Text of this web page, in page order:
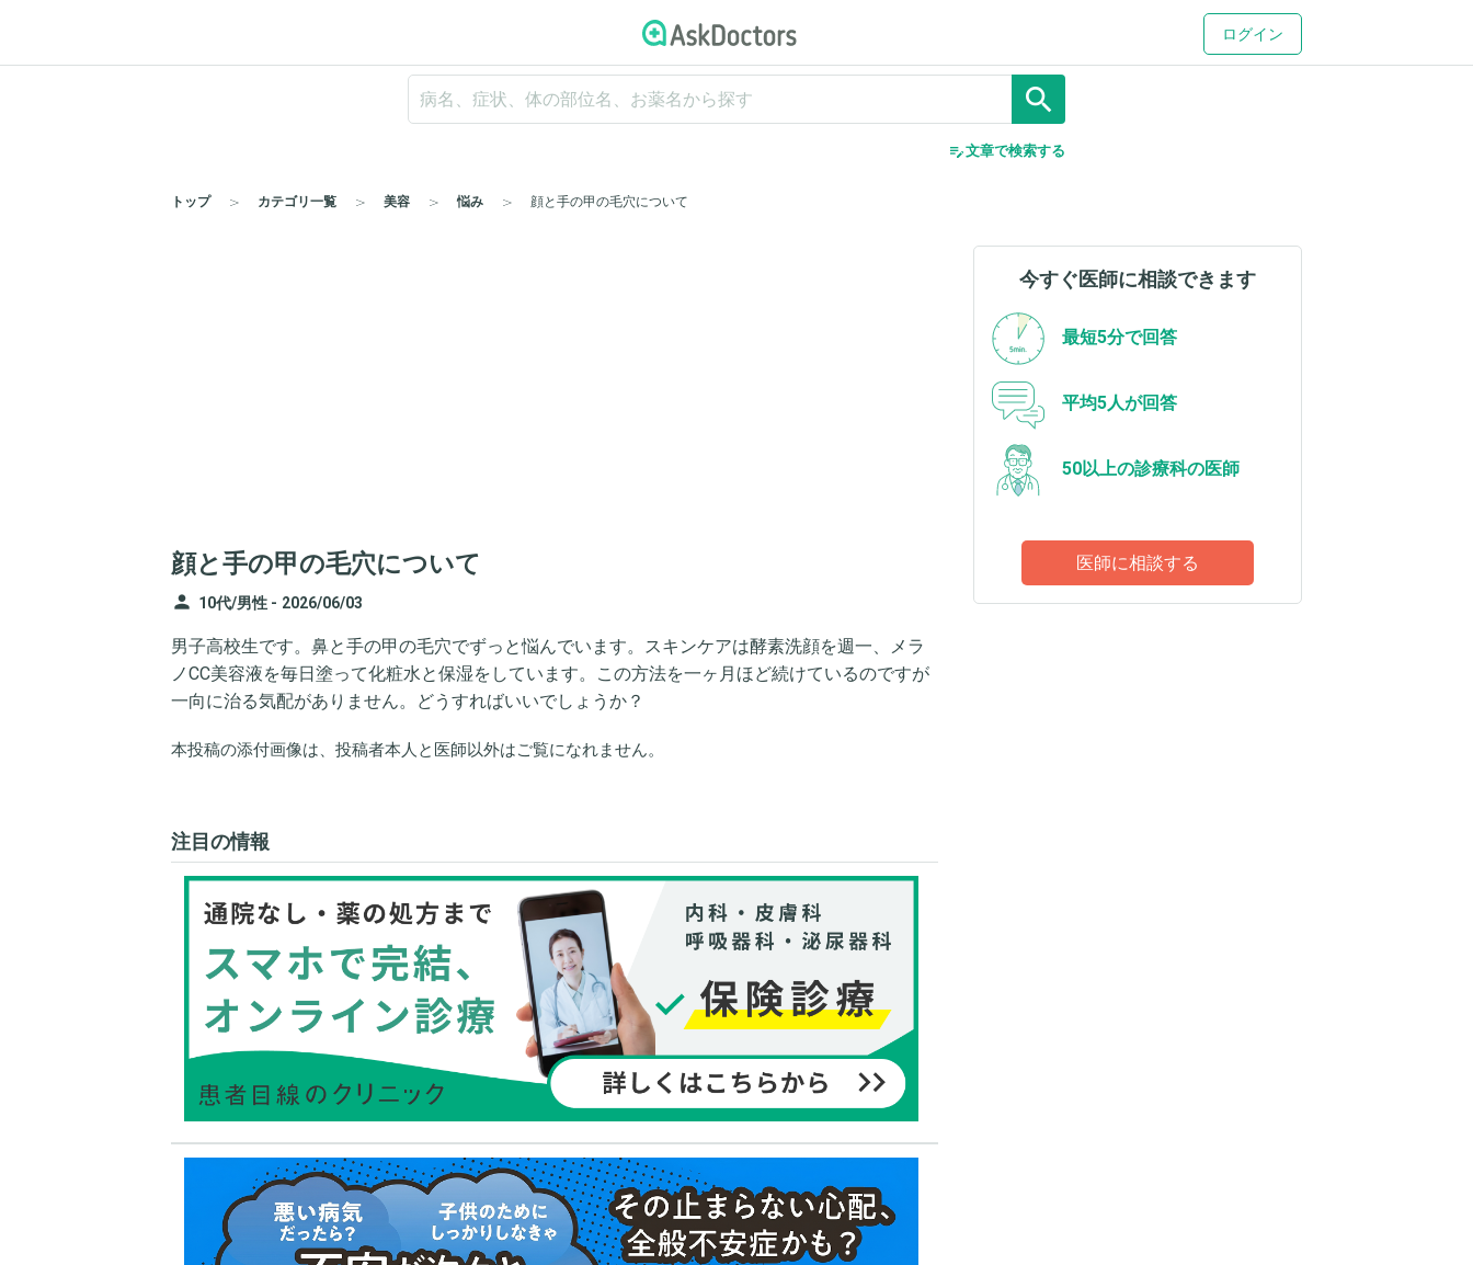
ログイン
search
edit_note文章で検索する
トップ カテゴリ一覧 美容 悩み 顔と手の甲の毛穴について
顔と手の甲の毛穴について
person 10代/男性 - 2026/06/03
男子高校生です。鼻と手の甲の毛穴でずっと悩んでいます。スキンケアは酵素洗顔を週一、メラ
ノCC美容液を毎日塗って化粧水と保湿をしています。この方法を一ヶ月ほど続けているのですが
一向に治る気配がありません。どうすればいいでしょうか？
本投稿の添付画像は、投稿者本人と医師以外はご覧になれません。
注目の情報
今すぐ医師に相談できます
最短5分で回答
平均5人が回答
50以上の診療科の医師
医師に相談する